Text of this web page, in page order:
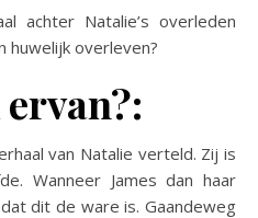
achter Natalie’s overleden
huwelijk overleven?
van Natalie verteld. Zij is
Wanneer James dan haar
dit de ware is. Gaandeweg